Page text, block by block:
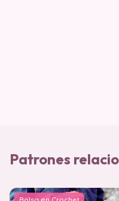
Patrones